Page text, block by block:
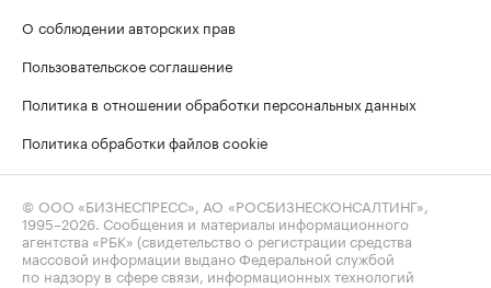
О соблюдении авторских прав
Пользовательское соглашение
Политика в отношении обработки персональных данных
Политика обработки файлов cookie
© ООО «БИЗНЕСПРЕСС», АО «РОСБИЗНЕСКОНСАЛТИНГ»,
1995–2026 . Сообщения и материалы информационного
агентства «РБК» (свидетельство о регистрации средства
массовой информации выдано Федеральной службой
по надзору в сфере связи, информационных технологий